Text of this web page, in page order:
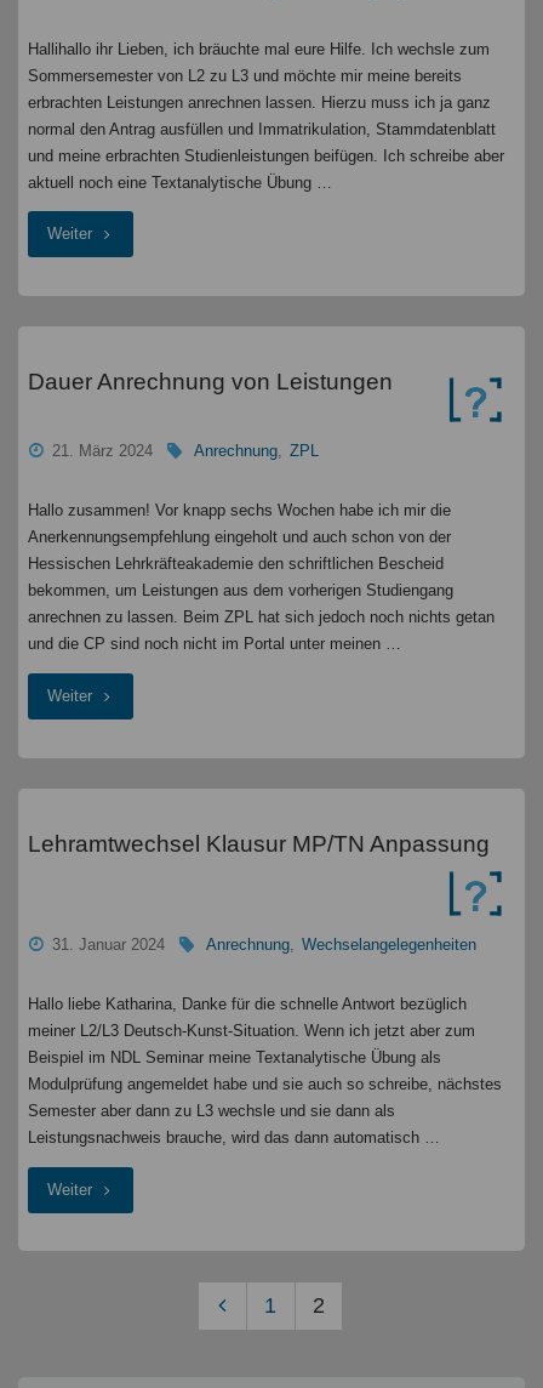
Hallihallo ihr Lieben, ich bräuchte mal eure Hilfe. Ich wechsle zum
Sommersemester von L2 zu L3 und möchte mir meine bereits
erbrachten Leistungen anrechnen lassen. Hierzu muss ich ja ganz
normal den Antrag ausfüllen und Immatrikulation, Stammdatenblatt
und meine erbrachten Studienleistungen beifügen. Ich schreibe aber
aktuell noch eine Textanalytische Übung …
Weiter"Fachwechsel-
erbrachter
Leistungen,
erneute
Erstmeldung
Dauer Anrechnung von Leistungen
21. März 2024 Anrechnung, ZPL
Hallo zusammen! Vor knapp sechs Wochen habe ich mir die
Anerkennungsempfehlung eingeholt und auch schon von der
Hessischen Lehrkräfteakademie den schriftlichen Bescheid
bekommen, um Leistungen aus dem vorherigen Studiengang
anrechnen zu lassen. Beim ZPL hat sich jedoch noch nichts getan
und die CP sind noch nicht im Portal unter meinen …
Weiter"Dauer
Lehramtwechsel Klausur MP/TN Anpassung
31. Januar 2024 Anrechnung, Wechselangelegenheiten
Hallo liebe Katharina, Danke für die schnelle Antwort bezüglich
meiner L2/L3 Deutsch-Kunst-Situation. Wenn ich jetzt aber zum
Beispiel im NDL Seminar meine Textanalytische Übung als
Modulprüfung angemeldet habe und sie auch so schreibe, nächstes
Semester aber dann zu L3 wechsle und sie dann als
Leistungsnachweis brauche, wird das dann automatisch …
Weiter"Lehramtwechsel
1 2